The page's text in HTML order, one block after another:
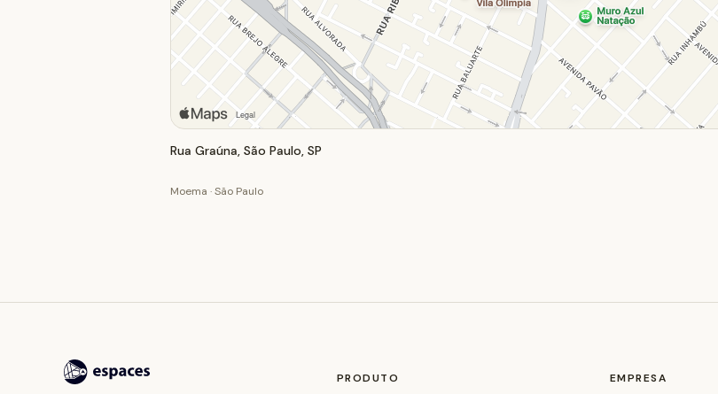
Rua Graúna, São Paulo, SP
Moema · São Paulo
PRODUTO EMPRESA